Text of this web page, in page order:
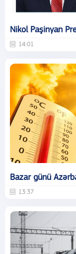
Nikol Paşinyan
14:01
Bazar günü
13:37